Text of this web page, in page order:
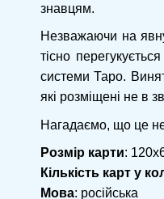
знавцям.
Незважаючи на
тісно
системи Таро.
які розміщені не в
Нагадаємо, що це
Розмір карти:
Кількість карт у
Мова: російська